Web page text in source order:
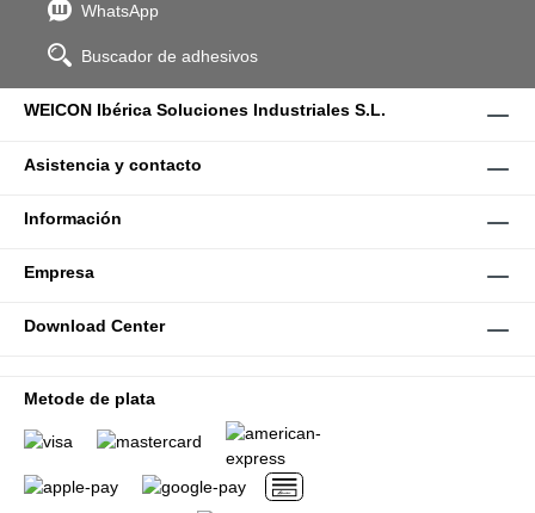
WhatsApp
Buscador de adhesivos
WEICON Ibérica Soluciones Industriales S.L.
Asistencia y contacto
Información
Empresa
Download Center
Metode de plata